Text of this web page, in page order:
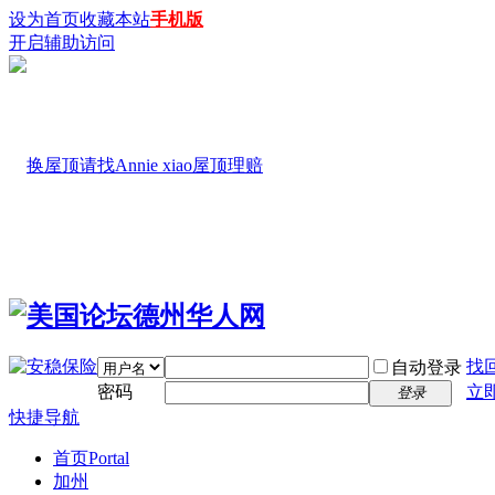
设为首页收藏本站手机版
开启辅助访问
自动登录 找
密码
登录
立
快捷导航
首页Portal
加州